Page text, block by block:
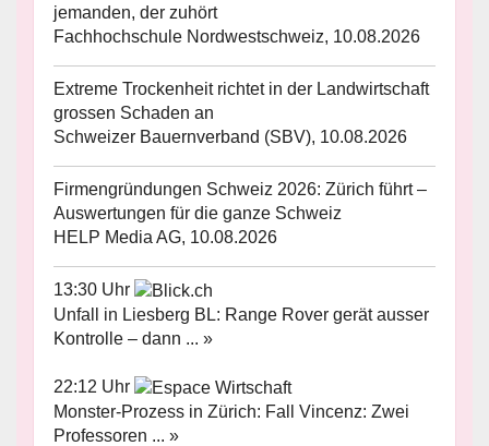
jemanden, der zuhört
Fachhochschule Nordwestschweiz, 10.08.2026
Extreme Trockenheit richtet in der Landwirtschaft
grossen Schaden an
Schweizer Bauernverband (SBV), 10.08.2026
Firmengründungen Schweiz 2026: Zürich führt –
Auswertungen für die ganze Schweiz
HELP Media AG, 10.08.2026
13:30 Uhr
Unfall in Liesberg BL: Range Rover gerät ausser
Kontrolle – dann ... »
22:12 Uhr
Monster-Prozess in Zürich: Fall Vincenz: Zwei
Professoren ... »